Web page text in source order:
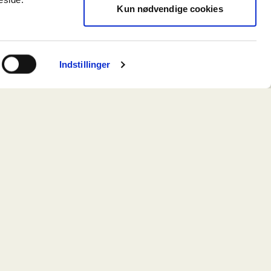
Indstillinger
Kun nødvendige cookies
Vest og
Prags
historie,